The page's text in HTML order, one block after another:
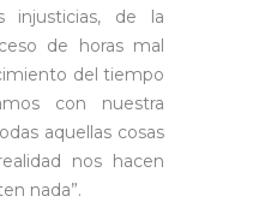
injusticias, de la
de horas mal
del tiempo
con nuestra
aquellas cosas
nos hacen
nada”.